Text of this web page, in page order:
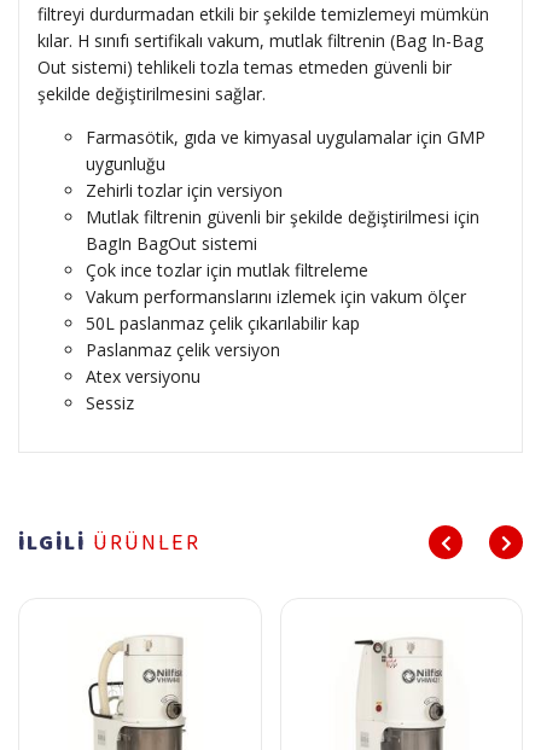
filtreyi durdurmadan etkili bir şekilde temizlemeyi mümkün
kılar. H sınıfı sertifikalı vakum, mutlak filtrenin (Bag In-Bag
Out sistemi) tehlikeli tozla temas etmeden güvenli bir
şekilde değiştirilmesini sağlar.
Farmasötik, gıda ve kimyasal uygulamalar için GMP
uygunluğu
Zehirli tozlar için versiyon
Mutlak filtrenin güvenli bir şekilde değiştirilmesi için
BagIn BagOut sistemi
Çok ince tozlar için mutlak filtreleme
Vakum performanslarını izlemek için vakum ölçer
50L paslanmaz çelik çıkarılabilir kap
Paslanmaz çelik versiyon
Atex versiyonu
Sessiz
İLGİLİ ÜRÜNLER